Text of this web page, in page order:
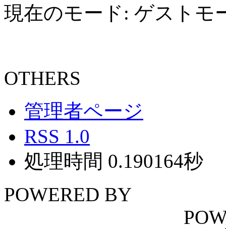
現在のモード: ゲストモ
OTHERS
管理者ページ
RSS 1.0
処理時間 0.190164秒
POWERED BY